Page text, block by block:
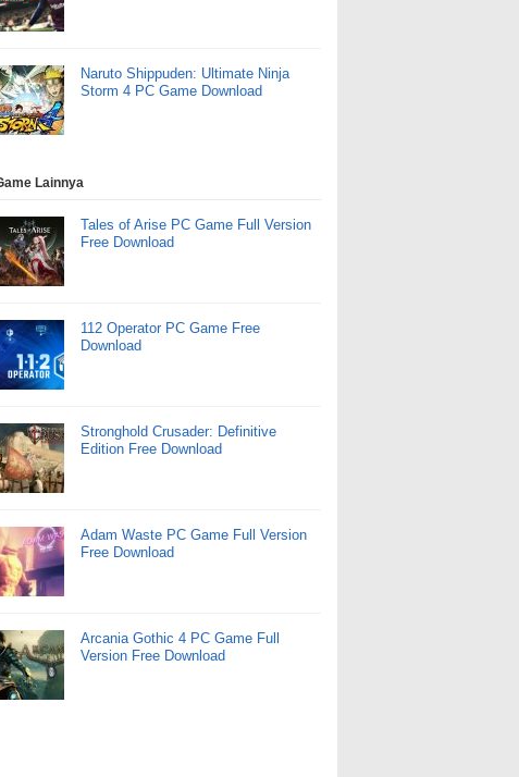
Naruto Shippuden: Ultimate Ninja
Storm 4 PC Game Download
Lainnya
Tales of Arise PC Game Full Version
Free Download
112 Operator PC Game Free
Download
Stronghold Crusader: Definitive
Edition Free Download
Adam Waste PC Game Full Version
Free Download
Arcania Gothic 4 PC Game Full
Version Free Download